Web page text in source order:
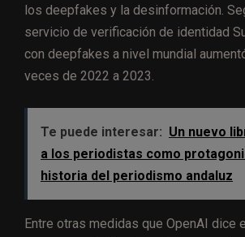
los deepfakes y la desinformación.
servicio de verificación de identidad
con deepfakes a nivel mundial
veces de 2022 a 2023.
Te puede interesar: Un nuevo
a los periodistas como
historia del periodismo andaluz
Entre otras medidas que OpenAI dice